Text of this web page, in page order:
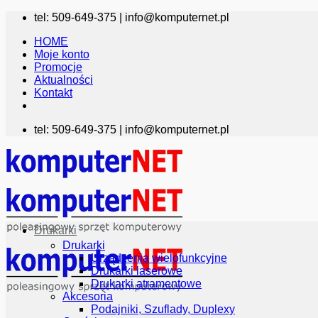
Przewiń
zawartości
tel: 509-649-375 | info@komputernet.pl
HOME
Moje konto
Promocje
Aktualności
Kontakt
tel: 509-649-375 | info@komputernet.pl
Drukarki
Drukarki
Urządzenia wielofunkcyjne
Drukarki laserowe
Drukarki atramentowe
Akcesoria
Podajniki, Szuflady, Duplexy